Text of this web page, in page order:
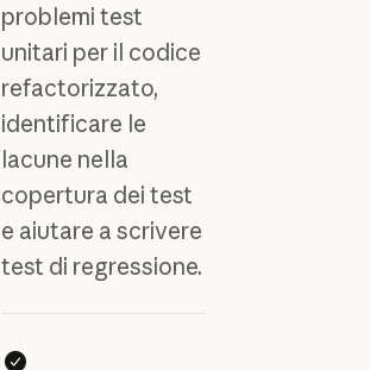
problemi test
unitari per il codice
refactorizzato,
identificare le
lacune nella
copertura dei test
e aiutare a scrivere
test di regressione.